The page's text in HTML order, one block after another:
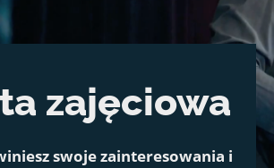
zajęciowa
swoje zainteresowania i